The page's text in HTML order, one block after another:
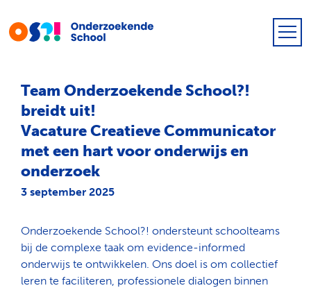
Team Onderzoekende School?!
breidt uit!
Vacature Creatieve Communicator
met een hart voor onderwijs en
onderzoek
3 september 2025
Onderzoekende School?! ondersteunt schoolteams
bij de complexe taak om evidence-informed
onderwijs te ontwikkelen. Ons doel is om collectief
leren te faciliteren, professionele dialogen binnen